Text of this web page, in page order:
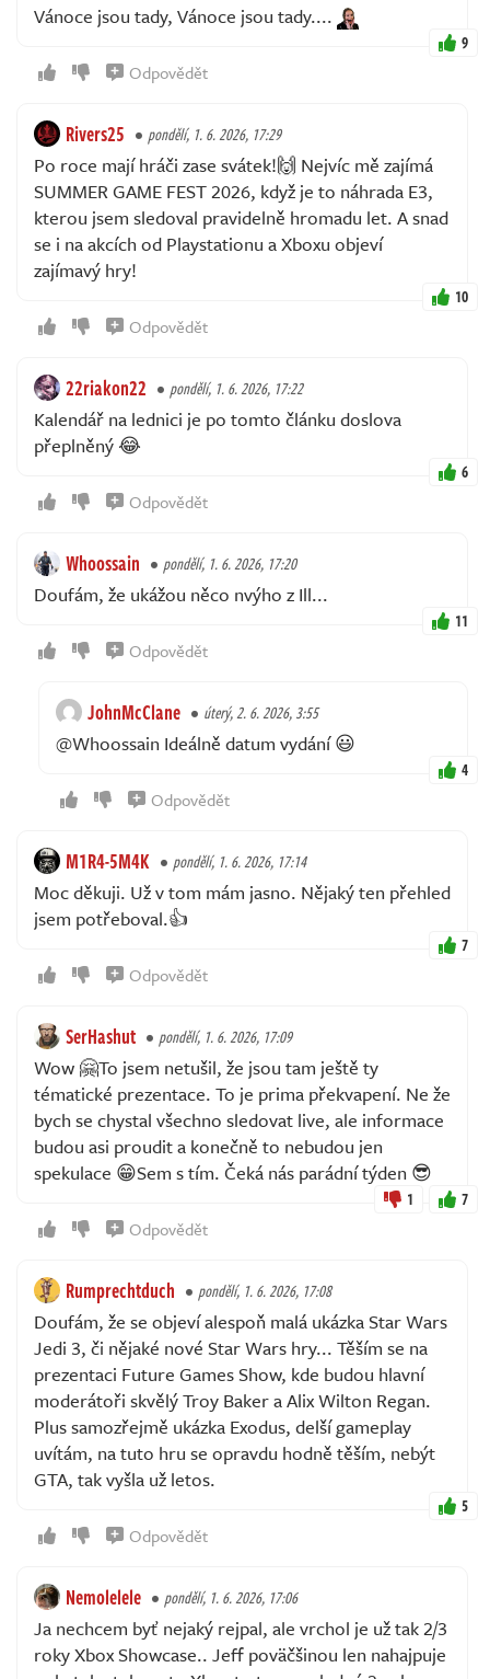
Vánoce jsou tady, Vánoce jsou tady....
9
Odpovědět
Rivers25 pondělí, 1. 6. 2026, 17:29
Po roce mají hráči zase svátek!🙌 Nejvíc mě zajímá
SUMMER GAME FEST 2026, když je to náhrada E3,
kterou jsem sledoval pravidelně hromadu let. A snad
se i na akcích od Playstationu a Xboxu objeví
zajímavý hry!
10
Odpovědět
22riakon22 pondělí, 1. 6. 2026, 17:22
Kalendář na lednici je po tomto článku doslova
přeplněný 😂
6
Odpovědět
Whoossain pondělí, 1. 6. 2026, 17:20
Doufám, že ukážou něco nvýho z Ill...
11
Odpovědět
JohnMcClane úterý, 2. 6. 2026, 3:55
@Whoossain Ideálně datum vydání 😃
4
Odpovědět
M1R4-5M4K pondělí, 1. 6. 2026, 17:14
Moc děkuji. Už v tom mám jasno. Nějaký ten přehled
jsem potřeboval.👍
7
Odpovědět
SerHashut pondělí, 1. 6. 2026, 17:09
Wow 🤗To jsem netušil, že jsou tam ještě ty
tématické prezentace. To je prima překvapení. Ne že
bych se chystal všechno sledovat live, ale informace
budou asi proudit a konečně to nebudou jen
spekulace 😁Sem s tím. Čeká nás parádní týden 😎
1 7
Odpovědět
Rumprechtduch pondělí, 1. 6. 2026, 17:08
Doufám, že se objeví alespoň malá ukázka Star Wars
Jedi 3, či nějaké nové Star Wars hry... Těším se na
prezentaci Future Games Show, kde budou hlavní
moderátoři skvělý Troy Baker a Alix Wilton Regan.
Plus samozřejmě ukázka Exodus, delší gameplay
uvítám, na tuto hru se opravdu hodně těším, nebýt
GTA, tak vyšla už letos.
5
Odpovědět
Nemolelele pondělí, 1. 6. 2026, 17:06
Ja nechcem byť nejaký rejpal, ale vrchol je už tak 2/3
roky Xbox Showcase.. Jeff poväčšinou len nahajpuje